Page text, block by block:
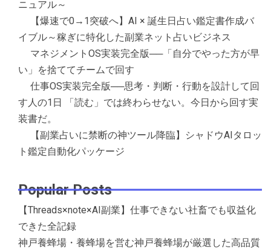
ニュアル～
【爆速で0→1突破へ】AI × 誕生日占い鑑定書作成バ
イブル～稼ぎに特化した副業ネット占いビジネス
マネジメントOS実装完全版──「自分でやった方が早
い」を捨ててチームで回す
仕事OS実装完全版──思考・判断・行動を設計して回
す人の1日 「読む」では終わらせない。今日から回す実
装書だ。
【副業占いに禁断の神ツール降臨】シャドウAIタロッ
ト鑑定自動化パッケージ
Popular Posts
【Threads×note×AI副業】仕事できない社畜でも収益化
できた全記録
神戸養蜂場・養蜂場を営む神戸養蜂場が厳選した高品質